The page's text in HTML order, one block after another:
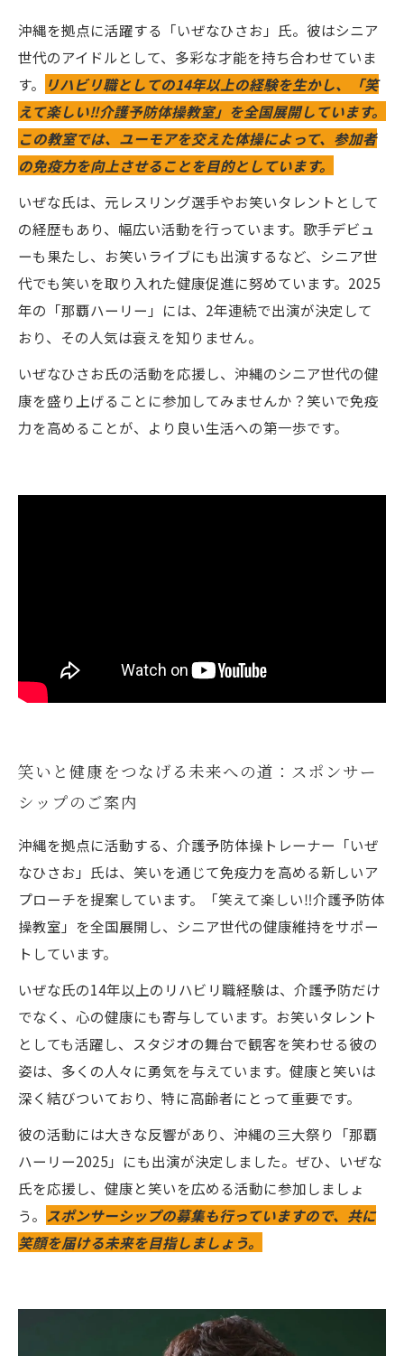
沖縄を拠点に活躍する「いぜなひさお」氏。彼はシニア
世代のアイドルとして、多彩な才能を持ち合わせていま
す。
リハビリ職としての14年以上の経験を生かし、「笑
えて楽しい‼️介護予防体操教室」を全国展開しています。
この教室では、ユーモアを交えた体操によって、参加者
の免疫力を向上させることを目的としています。
いぜな氏は、元レスリング選手やお笑いタレントとして
の経歴もあり、幅広い活動を行っています。歌手デビュ
ーも果たし、お笑いライブにも出演するなど、シニア世
代でも笑いを取り入れた健康促進に努めています。2025
年の「那覇ハーリー」には、2年連続で出演が決定して
おり、その人気は衰えを知りません。
いぜなひさお氏の活動を応援し、沖縄のシニア世代の健
康を盛り上げることに参加してみませんか？笑いで免疫
力を高めることが、より良い生活への第一歩です。
笑いと健康をつなげる未来への道：スポンサー
シップのご案内
沖縄を拠点に活動する、介護予防体操トレーナー「いぜ
なひさお」氏は、笑いを通じて免疫力を高める新しいア
プローチを提案しています。「笑えて楽しい‼️介護予防体
操教室」を全国展開し、シニア世代の健康維持をサポー
トしています。
いぜな氏の14年以上のリハビリ職経験は、介護予防だけ
でなく、心の健康にも寄与しています。お笑いタレント
としても活躍し、スタジオの舞台で観客を笑わせる彼の
姿は、多くの人々に勇気を与えています。健康と笑いは
深く結びついており、特に高齢者にとって重要です。
彼の活動には大きな反響があり、沖縄の三大祭り「那覇
ハーリー2025」にも出演が決定しました。ぜひ、いぜな
氏を応援し、健康と笑いを広める活動に参加しましょ
う。 スポンサーシップの募集も行っていますので、共に
笑顔を届ける未来を目指しましょう。